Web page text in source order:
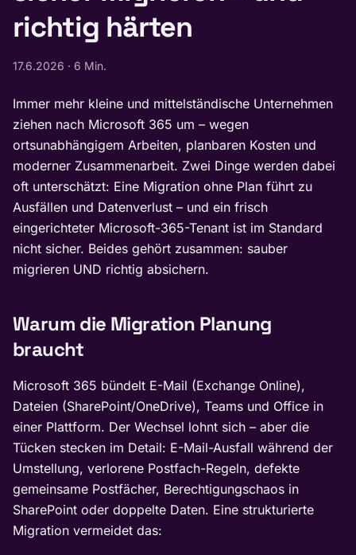
richtig härten
17.6.2026 · 6 Min.
Immer mehr kleine und mittelständische Unternehmen
ziehen nach Microsoft 365 um – wegen
ortsunabhängigem Arbeiten, planbaren Kosten und
moderner Zusammenarbeit. Zwei Dinge werden dabei
oft unterschätzt: Eine Migration ohne Plan führt zu
Ausfällen und Datenverlust – und ein frisch
eingerichteter Microsoft-365-Tenant ist im Standard
nicht sicher. Beides gehört zusammen: sauber
migrieren UND richtig absichern.
Warum die Migration Planung
braucht
Microsoft 365 bündelt E-Mail (Exchange Online),
Dateien (SharePoint/OneDrive), Teams und Office in
einer Plattform. Der Wechsel lohnt sich – aber die
Tücken stecken im Detail: E-Mail-Ausfall während der
Umstellung, verlorene Postfach-Regeln, defekte
gemeinsame Postfächer, Berechtigungschaos in
SharePoint oder doppelte Daten. Eine strukturierte
Migration vermeidet das: